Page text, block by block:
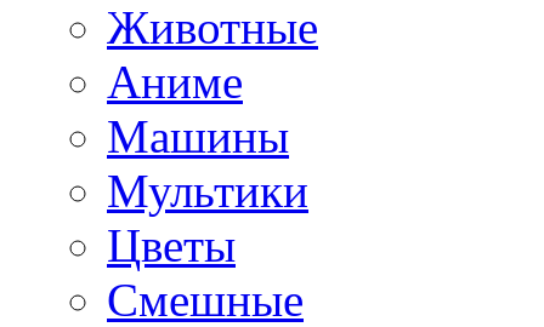
Животные
Аниме
Машины
Мультики
Цветы
Смешные